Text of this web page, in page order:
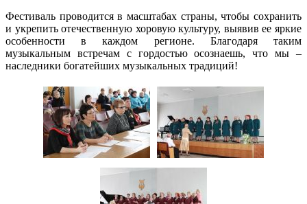
Фестиваль проводится в масштабах страны, чтобы сохранить
и укрепить отечественную хоровую культуру, выявив ее яркие
особенности в каждом регионе. Благодаря таким
музыкальным встречам с гордостью осознаешь, что мы –
наследники богатейших музыкальных традиций!